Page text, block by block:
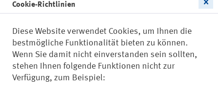
Cookie-Richtlinien
Diese Website verwendet Cookies, um Ihnen die
bestmögliche Funktionalität bieten zu können.
Wenn Sie damit nicht einverstanden sein sollten,
stehen Ihnen folgende Funktionen nicht zur
Verfügung, zum Beispiel: